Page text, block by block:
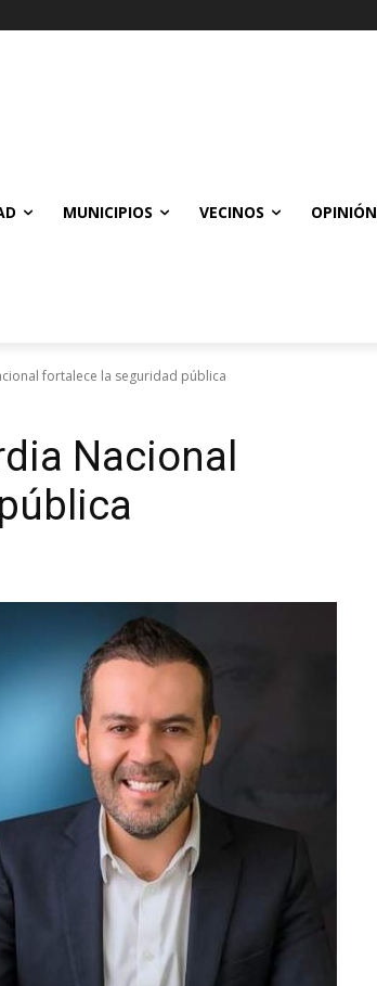
MUNICIPIOS VECINOS OPINIÓN
fortalece la seguridad pública
Nacional